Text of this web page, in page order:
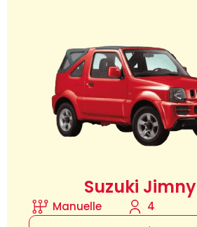
Suzuki Jimny
Manuelle 4